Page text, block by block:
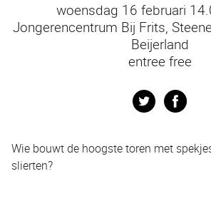
woensdag 16 februari
Jongerencentrum Bij Frits,
Beijerland
entree free
Twitter
Wie bouwt de hoogste toren met
slierten?